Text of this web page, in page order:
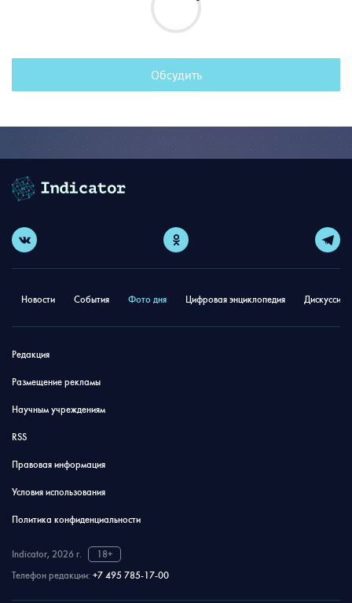
Обсудить
Новости События Фото дня Цифровая энциклопедия
Редакция
Размещение рекламы
Научным учреждениям
RSS
Правовая информация
Условия использования
Политика конфиденциальности
Indicator, 2026 г.
18+
Телефон редакции: +7 495 785-17-00